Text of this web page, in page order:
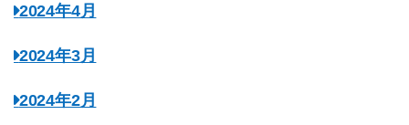
2024年4月
2024年3月
2024年2月